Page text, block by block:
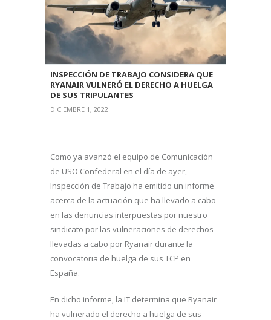
INSPECCIÓN DE TRABAJO CONSIDERA QUE
RYANAIR VULNERÓ EL DERECHO A HUELGA
DE SUS TRIPULANTES
DICIEMBRE 1, 2022
Como ya avanzó el equipo de Comunicación
de USO Confederal en el día de ayer,
Inspección de Trabajo ha emitido un informe
acerca de la actuación que ha llevado a cabo
en las denuncias interpuestas por nuestro
sindicato por las vulneraciones de derechos
llevadas a cabo por Ryanair durante la
convocatoria de huelga de sus TCP en
España.
En dicho informe, la IT determina que Ryanair
ha vulnerado el derecho a huelga de sus